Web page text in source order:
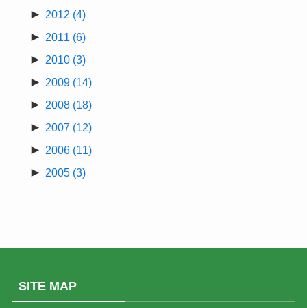
► 2012 (4)
► 2011 (6)
► 2010 (3)
► 2009 (14)
► 2008 (18)
► 2007 (12)
► 2006 (11)
► 2005 (3)
SITE MAP